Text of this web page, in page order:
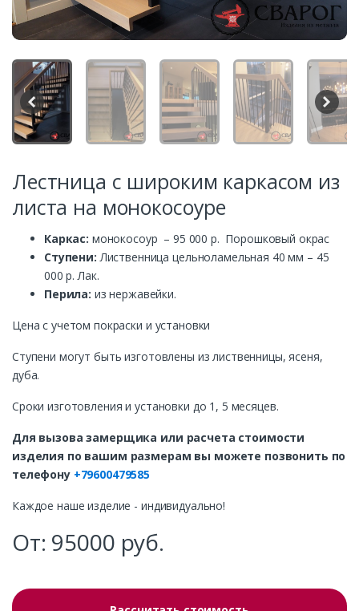
Лестница с широким каркасом из
листа на монокосоуре
Каркас: монокосоур – 95 000 р. Порошковый окрас
Ступени: Лиственница цельноламельная 40 мм – 45
000 р. Лак.
Перила: из нержавейки.
Цена с учетом покраски и установки
Ступени могут быть изготовлены из лиственницы, ясеня,
дуба.
Сроки изготовления и установки до 1, 5 месяцев.
Для вызова замерщика или расчета стоимости
изделия по вашим размерам вы можете позвонить по
телефону +79600479585
Каждое наше изделие - индивидуально!
От: 95000 руб.